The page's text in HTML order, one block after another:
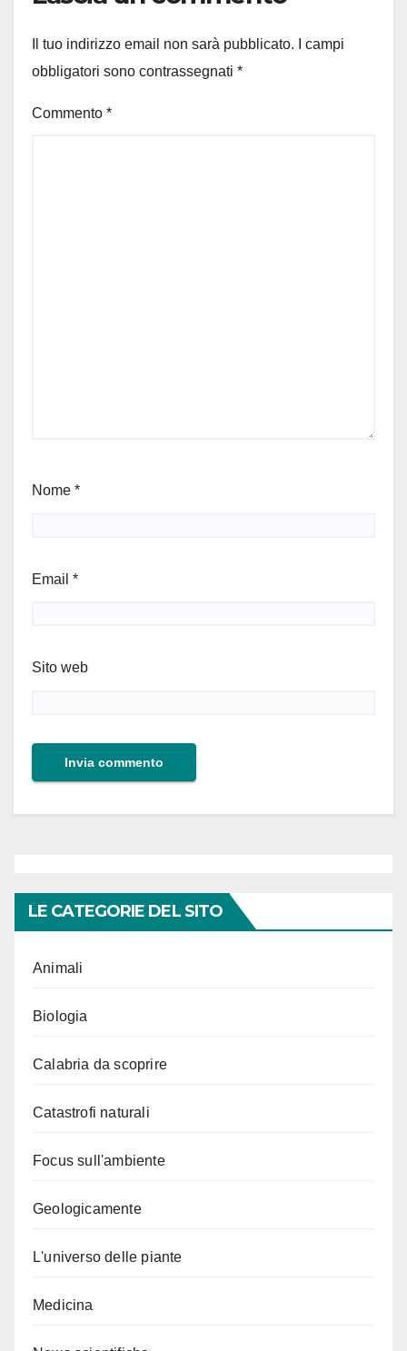
Il tuo indirizzo email non sarà pubblicato.
I campi
obbligatori sono contrassegnati *
Commento *
Nome *
Email *
Sito web
LE CATEGORIE DEL SITO
Animali
Biologia
Calabria da scoprire
Catastrofi naturali
Focus sull'ambiente
Geologicamente
L'universo delle piante
Medicina